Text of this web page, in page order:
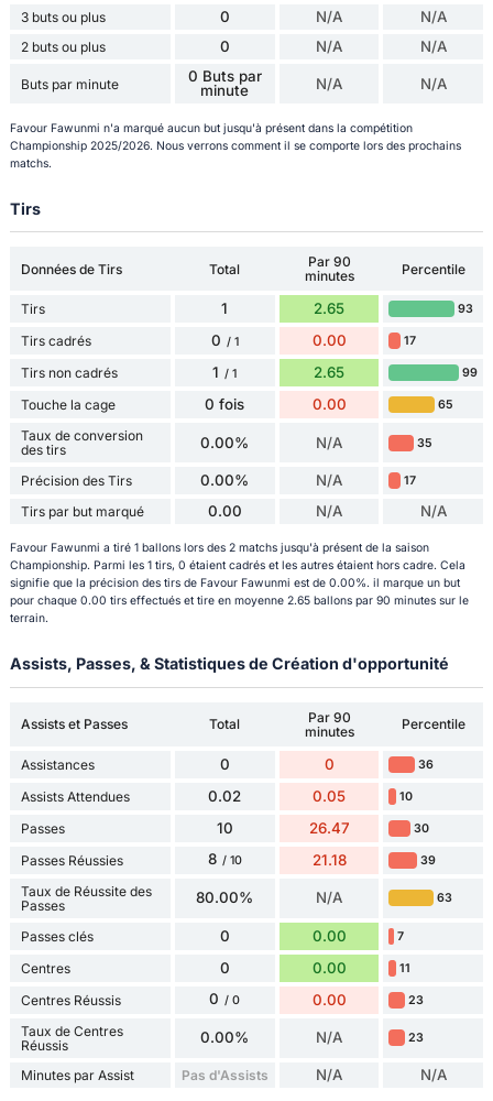
3 buts ou plus 0 N/A N/A
2 buts ou plus 0 N/A N/A
Buts par minute
0 Buts par
minute
N/A N/A
Favour Fawunmi n'a marqué aucun but jusqu'à présent dans la compétition
Championship 2025/2026. Nous verrons comment il se comporte lors des prochains
matchs.
Tirs
Données de Tirs Total
Par 90
minutes
Percentile
Tirs 1 2.65 93
Tirs cadrés 0 / 1 0.00 17
Tirs non cadrés 1 / 1 2.65 99
Touche la cage 0 fois 0.00 65
Taux de conversion
des tirs
0.00% N/A 35
Précision des Tirs 0.00% N/A 17
Tirs par but marqué 0.00 N/A N/A
Favour Fawunmi a tiré 1 ballons lors des 2 matchs jusqu'à présent de la saison
Championship. Parmi les 1 tirs, 0 étaient cadrés et les autres étaient hors cadre. Cela
signifie que la précision des tirs de Favour Fawunmi est de 0.00%. il marque un but
pour chaque 0.00 tirs effectués et tire en moyenne 2.65 ballons par 90 minutes sur le
terrain.
Assists, Passes, & Statistiques de Création d'opportunité
Assists et Passes Total
Par 90
minutes
Percentile
Assistances 0 0 36
Assists Attendues 0.02 0.05 10
Passes 10 26.47 30
Passes Réussies 8 / 10 21.18 39
Taux de Réussite des
Passes
80.00% N/A 63
Passes clés 0 0.00 7
Centres 0 0.00 11
Centres Réussis 0 / 0 0.00 23
Taux de Centres
Réussis
0.00% N/A 23
Minutes par Assist Pas d'Assists N/A N/A